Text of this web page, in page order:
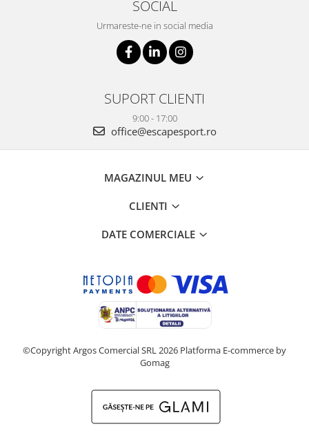
SOCIAL
Urmareste-ne in social media
SUPORT CLIENTI
9:00 - 17:00
office@escapesport.ro
MAGAZINUL MEU
CLIENTI
DATE COMERCIALE
©Copyright Argos Comercial SRL 2026 Platforma E-commerce by
Gomag